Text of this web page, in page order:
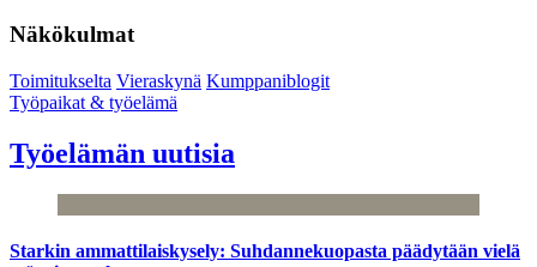
Näkökulmat
Toimitukselta Vieraskynä Kumppaniblogit
Työpaikat & työelämä
Työelämän uutisia
Starkin ammattilaiskysely: Suhdannekuopasta päädytään vielä